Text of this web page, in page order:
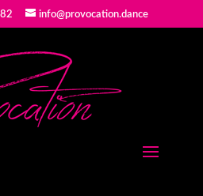
info@provocation.dance